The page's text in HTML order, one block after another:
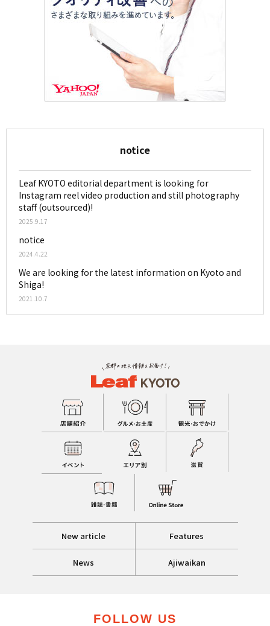
notice
Leaf KYOTO editorial department is looking for
Instagram reel video production and still photography
staff (outsourced)!
2025.9.17
notice
2024.4.22
We are looking for the latest information on Kyoto and
Shiga!
2021.10.7
New article Features
News Ajiwaikan
FOLLOW US